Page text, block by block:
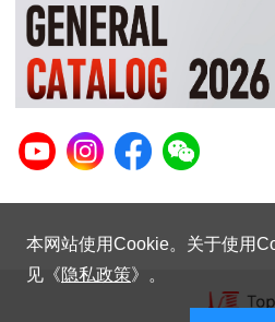
本网站使用Cookie。关于使用
见《隐私政策》。